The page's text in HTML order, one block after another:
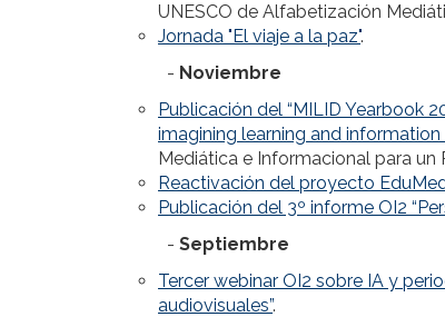
UNESCO de Alfabetización
Jornada "El viaje a la paz".
- Noviembre
Publicación del “MILID Yearbook
imagining learning and information
Mediática e Informacional para un
Reactivación del proyecto
Publicación del 3º informe OI2
- Septiembre
Tercer webinar OI2 sobre IA y
audiovisuales”.